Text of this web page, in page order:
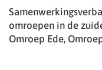
omroepen in de
Omroep Ede,